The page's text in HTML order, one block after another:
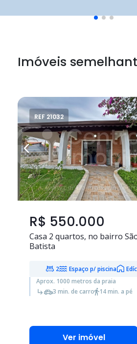
Imóveis
REF 21032
R$ 550.000
Casa 2 quartos, no bairro
Batista
2 Espaço p/ piscina
Aprox. 1000 metros da praia
3 min. de carro
14 min. a pé
Ver imóvel